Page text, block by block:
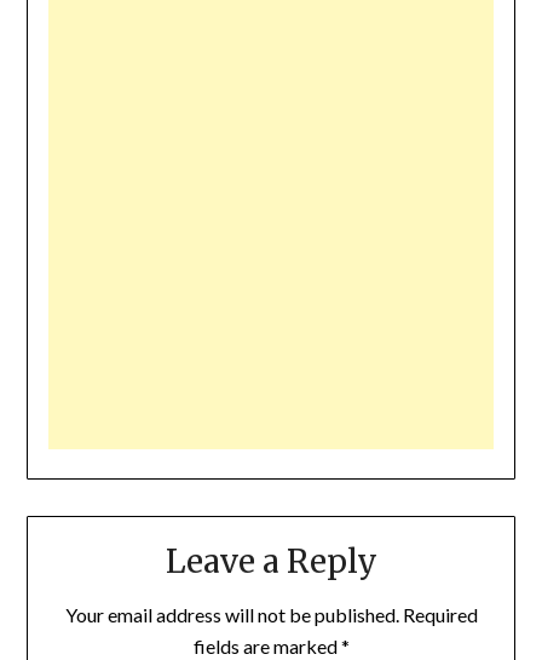
Leave a Reply
Your email address will not be published. Required
fields are marked*